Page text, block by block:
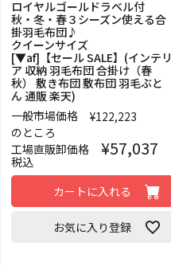
ロイヤルゴールドラベル付
秋・冬・春３シーズン使える合
掛羽毛布団♪
クイーンサイズ
[▼af]【セール SALE】(インテリ
ア 収納 羽毛布団 合掛け（春
秋） 敷き布団 敷布団 羽毛ぶと
ん 通販 楽天)
一般市場価格
¥122,223
のところ
工場直販卸価格
¥57,037
税込
カートに入れる
お気に入り登録